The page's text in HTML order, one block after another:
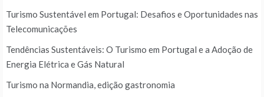
Turismo Sustentável em Portugal: Desafios e Oportunidades nas
Telecomunicações
Tendências Sustentáveis: O Turismo em Portugal e a Adoção de
Energia Elétrica e Gás Natural
Turismo na Normandia, edição gastronomia